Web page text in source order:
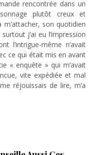
rencontrée dans un
plutôt creux et
m’attacher, son quotidien
j’ai eu l’impression
l’intrigue-même n’avait
ce qui était mis en avant
« enquête » qui m’avait
vite expédiée et mal
réjouissais de lire, m’a